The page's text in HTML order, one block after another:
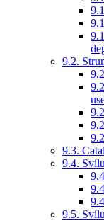
9.2.
9.3.
9.4.
9.5.